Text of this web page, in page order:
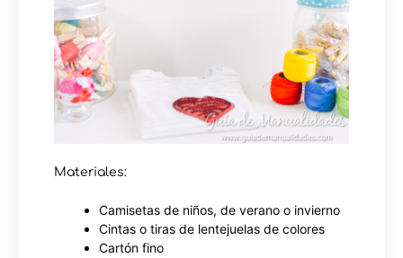
Materiales:
Camisetas de niños, de verano o invierno
Cintas o tiras de lentejuelas de colores
Cartón fino